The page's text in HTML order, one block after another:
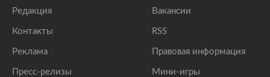
Редакция
Контакты
Реклама
Пресс-релизы
Вакансии
RSS
Правовая информация
Мини-игры